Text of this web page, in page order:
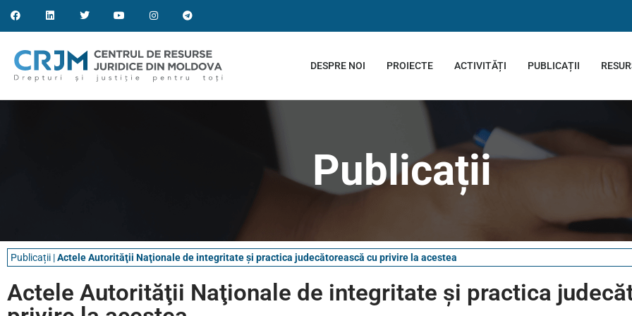
DESPRE NOI PROIECTE ACTIVITĂȚI PUBLICAȚII
Publicații
Publicații |Actele Autorităţii Naţionale de integritate și practica judecătorească cu privire la acestea
Actele Autorităţii Naţionale de integritate și practica